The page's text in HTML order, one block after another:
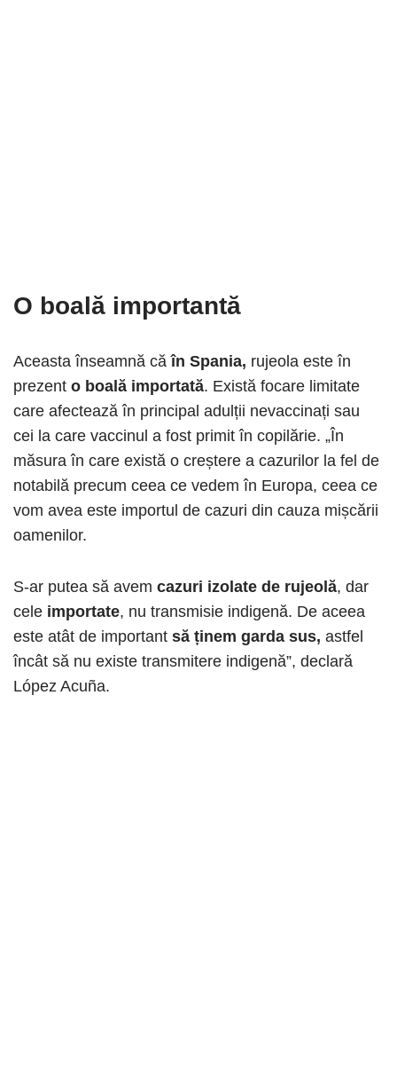
O boală importantă
Aceasta înseamnă căîn Spania, rujeola este în
prezent o boală importată. Există focare limitate
care afectează în principal adulții nevaccinați sau
cei la care vaccinul a fost primit în copilărie. „În
măsura în care există o creștere a cazurilor la fel de
notabilă precum ceea ce vedem în Europa, ceea ce
vom avea este importul de cazuri din cauza mișcării
oamenilor.
S-ar putea să avem cazuri izolate de rujeolă, dar
cele importate, nu transmisie indigenă. De aceea
este atât de important să ținem garda sus, astfel
încât să nu existe transmitere indigenă”, declară
López Acuña.